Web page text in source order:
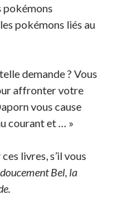
pokémons
pokémons liés au
demande ? Vous
affronter votre
vous cause
courant et … »
livres, s’il vous
Bel, la